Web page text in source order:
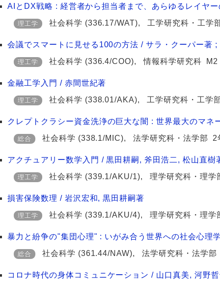
AIとDX戦略 : 経営者から担当者まで、あらゆるレイヤ
理工学 社会科学 (336.17/WAT), 工学研究科・工学
会議でスマートに見せる100の方法 / サラ・クーパー著
理工学 社会科学 (336.4/COO),情報科学研究科 M2
金融工学入門 / 赤間世紀著
理工学 社会科学 (338.01/AKA), 工学研究科・工学
クレプトクラシー資金洗浄の巨大な闇 : 世界最大のマ
総合 社会科学 (338.1/MIC),法学研究科・法学部 2
アクチュアリー数学入門 / 黒田耕嗣, 斧田浩二, 松山直樹
理工学 社会科学 (339.1/AKU/1), 理学研究科・理学
損害保険数理 / 岩沢宏和, 黒田耕嗣著
理工学 社会科学 (339.1/AKU/4), 理学研究科・理学
暴力と紛争の"集団心理" : いがみ合う世界への社会心理
総合 社会科学 (361.44/NAW),法学研究科・法学部
コロナ時代の身体コミュニケーション / 山口真美, 河野